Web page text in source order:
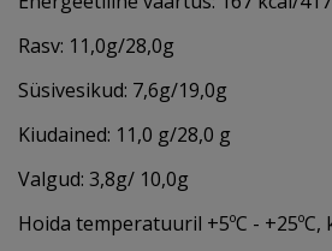
Rasv: 11,0g/28,0g
Süsivesikud: 7,6g/19,0g
Kiudained: 11,0 g/28,0 g
Valgud: 3,8g/ 10,0g
Hoida temperatuuril +5ºC -